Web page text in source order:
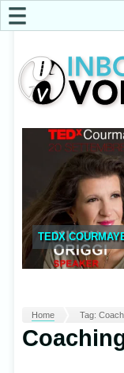
☰
TEDX
Home Tag: